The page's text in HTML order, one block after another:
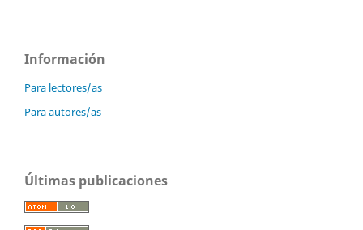
Información
Para lectores/as
Para autores/as
Últimas publicaciones